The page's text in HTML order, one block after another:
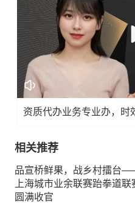
资质代办业务专业办，时
相关推荐
品宣桥鲜果，战乡村擂台
上海城市业余联赛跆拳道联
圆满收官